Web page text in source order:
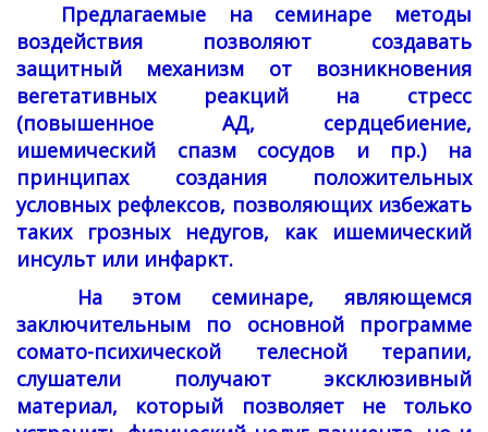
Предлагаемые на семинаре методы
воздействия позволяют создавать
защитный механизм от возникновения
вегетативных реакций на стресс
(повышенное АД, сердцебиение,
ишемический спазм сосудов и пр.) на
принципах создания положительных
условных рефлексов, позволяющих избежать
таких грозных недугов, как ишемический
инсульт или инфаркт.
На этом семинаре, являющемся
заключительным по основной программе
сомато-психической телесной терапии,
слушатели получают эксклюзивный
материал, который позволяет не только